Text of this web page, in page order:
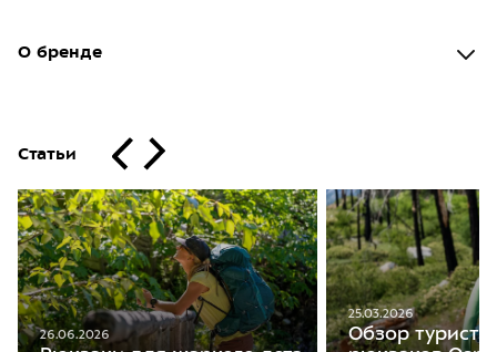
О бренде
Статьи
26.06.2026
25.03.2026
Обзор